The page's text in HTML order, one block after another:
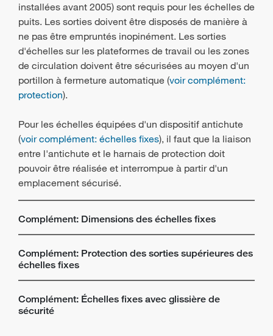
installées avant 2005) sont requis pour les échelles de
puits. Les sorties doivent être disposés de manière à
ne pas être empruntés inopinément. Les sorties
d'échelles sur les plateformes de travail ou les zones
de circulation doivent être sécurisées au moyen d'un
portillon à fermeture automatique (voir complément:
protection).
Pour les échelles équipées d'un dispositif antichute
(voir complément: échelles fixes), il faut que la liaison
entre l'antichute et le harnais de protection doit
pouvoir être réalisée et interrompue à partir d'un
emplacement sécurisé.
Complément: Dimensions des échelles fixes
Complément: Protection des sorties supérieures des
échelles fixes
Complément: Échelles fixes avec glissière de
sécurité